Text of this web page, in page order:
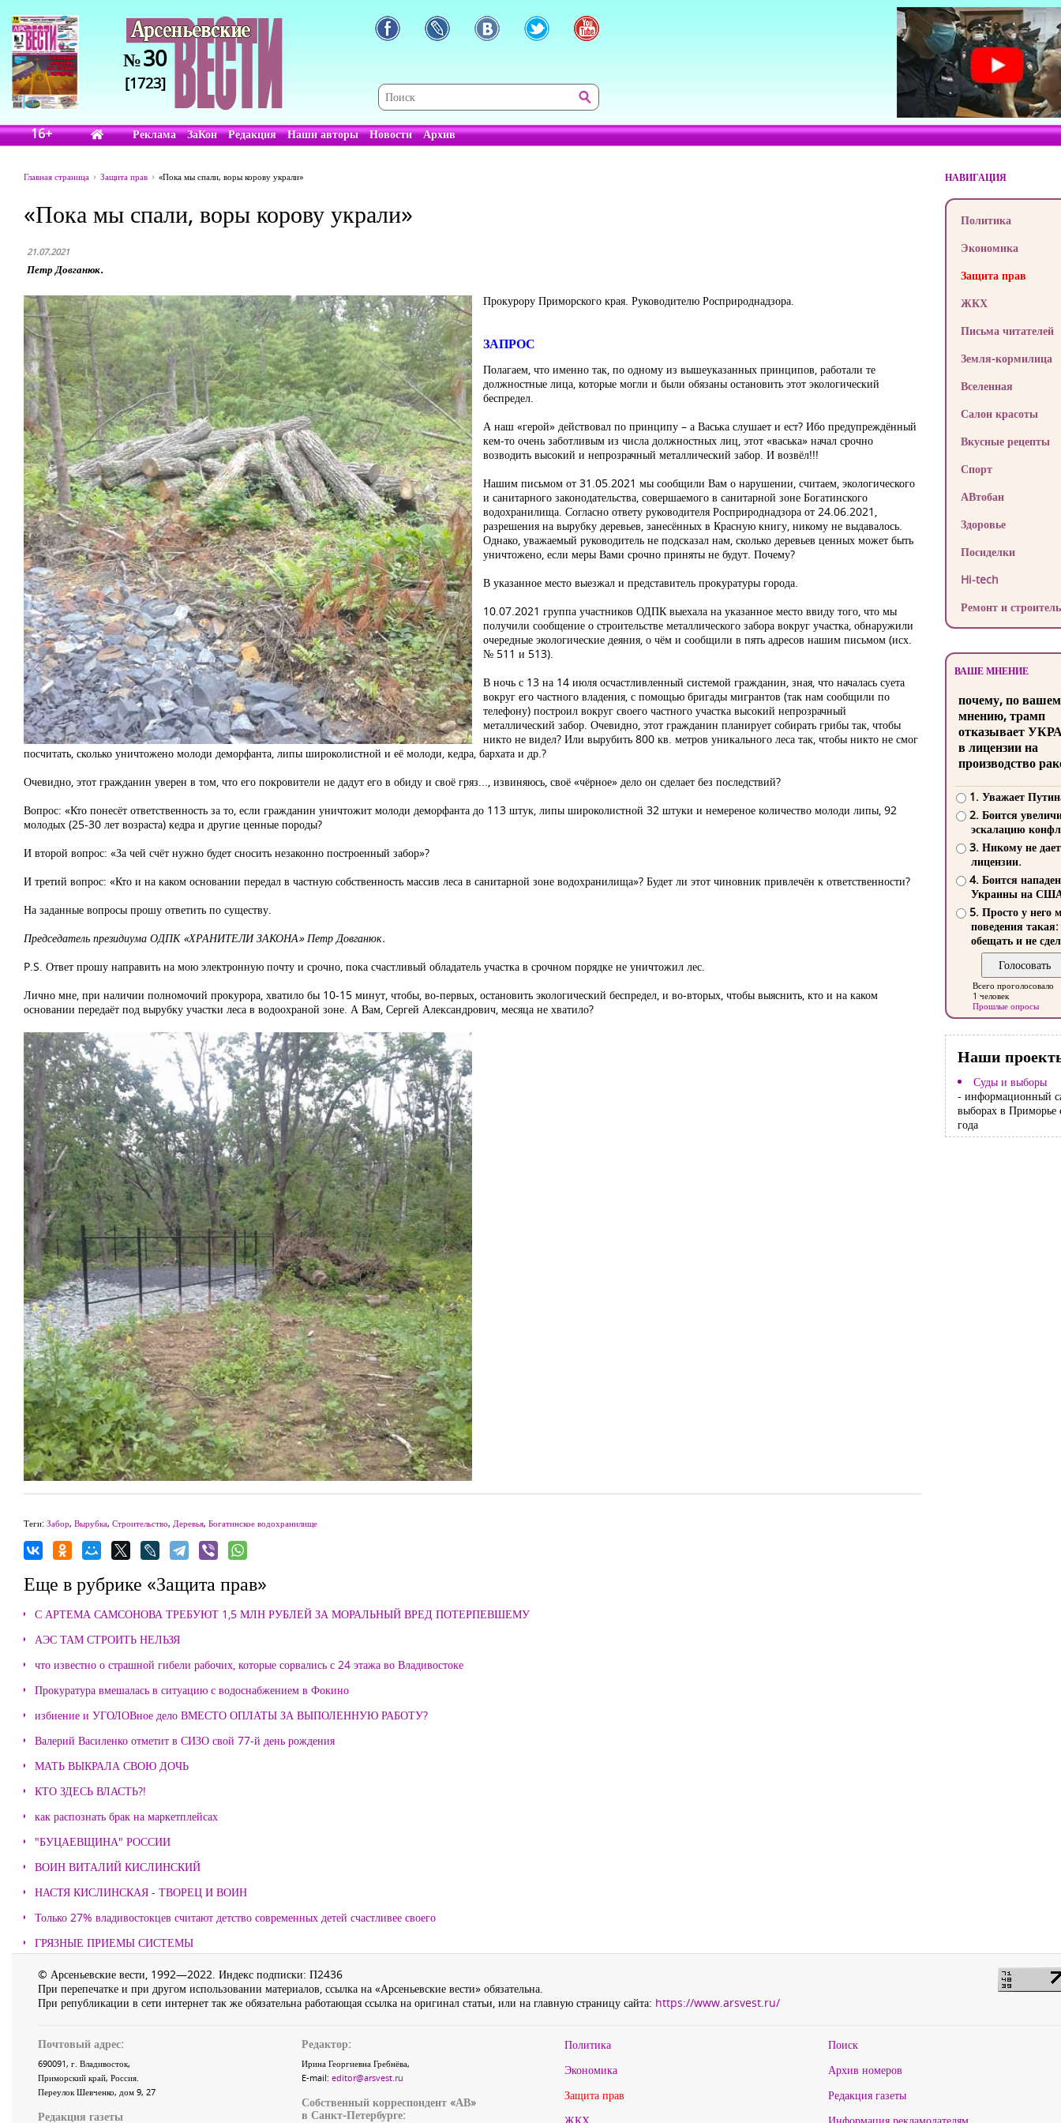
№30
[1723]
16+ Реклама ЗаКон Редакция Наши авторы Новости Архив
Главная страница Защита прав «Пока мы спали, воры корову украли»
«Пока мы спали, воры корову украли»
21.07.2021
Петр Довганюк.
Прокурору Приморского края. Руководителю Росприроднадзора.
ЗАПРОС
Полагаем, что именно так, по одному из вышеуказанных принципов, работали те
должностные лица, которые могли и были обязаны остановить этот экологический
беспредел.
А наш «герой» действовал по принципу – а Васька слушает и ест? Ибо предупреждённый
кем-то очень заботливым из числа должностных лиц, этот «васька» начал срочно
возводить высокий и непрозрачный металлический забор. И возвёл!!!
Нашим письмом от 31.05.2021 мы сообщили Вам о нарушении, считаем, экологического
и санитарного законодательства, совершаемого в санитарной зоне Богатинского
водохранилища. Согласно ответу руководителя Росприроднадзора от 24.06.2021,
разрешения на вырубку деревьев, занесённых в Красную книгу, никому не выдавалось.
Однако, уважаемый руководитель не подсказал нам, сколько деревьев ценных может быть
уничтожено, если меры Вами срочно приняты не будут. Почему?
В указанное место выезжал и представитель прокуратуры города.
10.07.2021 группа участников ОДПК выехала на указанное место ввиду того, что мы
получили сообщение о строительстве металлического забора вокруг участка, обнаружили
очередные экологические деяния, о чём и сообщили в пять адресов нашим письмом (исх.
№ 511 и 513).
В ночь с 13 на 14 июля осчастливленный системой гражданин, зная, что началась суета
вокруг его частного владения, с помощью бригады мигрантов (так нам сообщили по
телефону) построил вокруг своего частного участка высокий непрозрачный
металлический забор. Очевидно, этот гражданин планирует собирать грибы так, чтобы
никто не видел? Или вырубить 800 кв. метров уникального леса так, чтобы никто не смог
посчитать, сколько уничтожено молоди деморфанта, липы широколистной и её молоди, кедра, бархата и др.?
Очевидно, этот гражданин уверен в том, что его покровители не дадут его в обиду и своё гряз..., извиняюсь, своё «чёрное» дело он сделает без последствий?
Вопрос: «Кто понесёт ответственность за то, если гражданин уничтожит молоди деморфанта до 113 штук, липы широколистной 32 штуки и немереное количество молоди липы, 92
молодых (25-30 лет возраста) кедра и другие ценные породы?
И второй вопрос: «За чей счёт нужно будет сносить незаконно построенный забор»?
И третий вопрос: «Кто и на каком основании передал в частную собственность массив леса в санитарной зоне водохранилища»? Будет ли этот чиновник привлечён к ответственности?
На заданные вопросы прошу ответить по существу.
Председатель президиума ОДПК «ХРАНИТЕЛИ ЗАКОНА» Петр Довганюк.
P.S. Ответ прошу направить на мою электронную почту и срочно, пока счастливый обладатель участка в срочном порядке не уничтожил лес.
Лично мне, при наличии полномочий прокурора, хватило бы 10-15 минут, чтобы, во-первых, остановить экологический беспредел, и во-вторых, чтобы выяснить, кто и на каком
основании передаёт под вырубку участки леса в водоохраной зоне. А Вам, Сергей Александрович, месяца не хватило?
Теги: Забор, Вырубка, Строительство, Деревья, Богатинское водохранилище
Еще в рубрике «Защита прав»
С АРТЕМА САМСОНОВА ТРЕБУЮТ 1,5 МЛН РУБЛЕЙ ЗА МОРАЛЬНЫЙ ВРЕД ПОТЕРПЕВШЕМУ
АЭС ТАМ СТРОИТЬ НЕЛЬЗЯ
что известно о страшной гибели рабочих, которые сорвались с 24 этажа во Владивостоке
Прокуратура вмешалась в ситуацию с водоснабжением в Фокино
избиение и УГОЛОВное дело ВМЕСТО ОПЛАТЫ ЗА ВЫПОЛЕННУЮ РАБОТУ?
Валерий Василенко отметит в СИЗО свой 77-й день рождения
МАТЬ ВЫКРАЛА СВОЮ ДОЧЬ
КТО ЗДЕСЬ ВЛАСТЬ?!
как распознать брак на маркетплейсах
"БУЦАЕВЩИНА" РОССИИ
ВОИН ВИТАЛИЙ КИСЛИНСКИЙ
НАСТЯ КИСЛИНСКАЯ - ТВОРЕЦ И ВОИН
Только 27% владивостокцев считают детство современных детей счастливее своего
ГРЯЗНЫЕ ПРИЕМЫ СИСТЕМЫ
НАВИГАЦИЯ
Политика
Экономика
Защита прав
ЖКХ
Письма читателей
Земля-кормилица
Вселенная
Салон красоты
Вкусные рецепты
Спорт
АВтобан
Здоровье
Посиделки
Hi-tech
Ремонт и
ВАШЕ МНЕНИЕ
почему, по
мнению, трамп
отказывает
в лицензии на
производство
1. Уважает
2. Боится
эскалацию
3. Никому не
лицензии.
4. Боится
Украины на
5. Просто у него
поведения такая:
обещать и не
Всего проголосовало
1 человек
Прошлые опросы
Наши
Суды и выборы
- информационный
выборах в Приморье
года
© Арсеньевские вести, 1992—2022. Индекс подписки: П2436
При перепечатке и при другом использовании материалов, ссылка на «Арсеньевские вести» обязательна.
При републикации в сети интернет так же обязательна работающая ссылка на оригинал статьи, или на главную страницу сайта: https://www.arsvest.ru/
Почтовый адрес:
690091, г. Владивосток,
Приморский край, Россия.
Переулок Шевченко, дом 9, 27
Редакция газеты
Редактор:
Ирина Георгиевна Гребнёва,
E-mail: editor@arsvest.ru
Собственный корреспондент «АВ»
в Санкт-Петербурге:
Политика
Экономика
Защита прав
Поиск
Архив номеров
Редакция газеты